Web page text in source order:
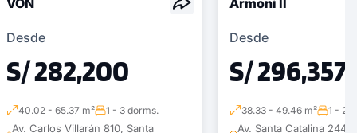
VÖN
Desde
S/ 282,200
40.02 - 65.37 m² 1 - 3 dorms.
Av. Carlos Villarán 810, Santa
Armoni II
Desde
S/ 296,357
38.33 - 49.46 m² 1 - 2
Av. Santa Catalina 244,